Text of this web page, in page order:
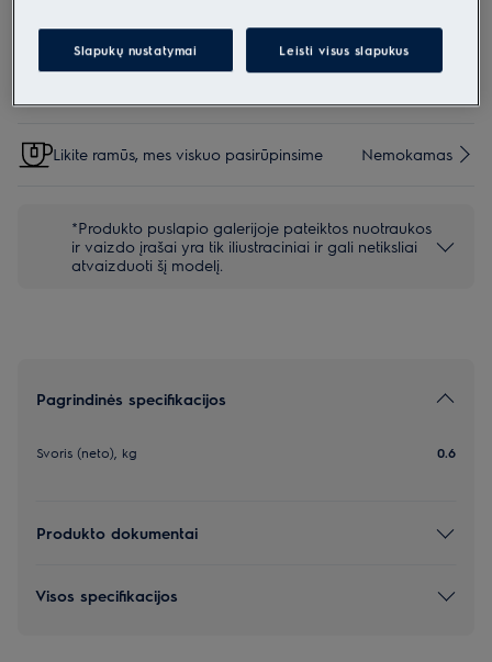
Parinktys, kad pirkimo procesas būtų dar lengvesnis
Likite ramūs, mes viskuo pasirūpinsime Nemokamas
*Produkto puslapio galerijoje pateiktos nuotraukos
ir vaizdo įrašai yra tik iliustraciniai ir gali netiksliai
atvaizduoti šį modelį.
Pagrindinės specifikacijos
Svoris (neto), kg 0.6
Produkto dokumentai
Visos specifikacijos
Slapukų nustatymai Leisti visus slapukus